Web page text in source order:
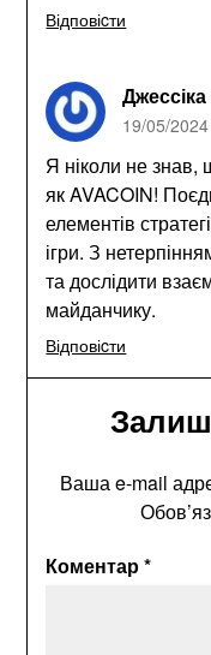
Відповіcти
19/05/
Я ніколи не знав,
як AVACOIN!
елементів
ігри. З
та дослідити
майданчику.
Відповіcти
Ваша e-mail
Коментар*